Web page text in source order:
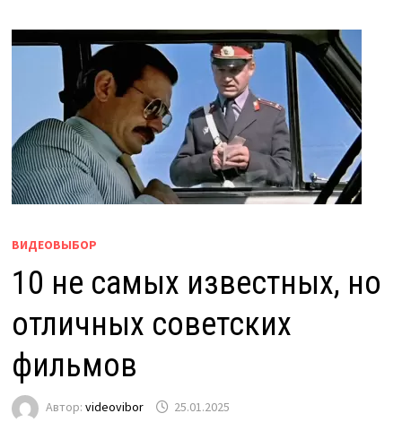
ВИДЕОВЫБОР
10 не самых известных, но
отличных советских
фильмов
Автор: videovibor 25.01.2025